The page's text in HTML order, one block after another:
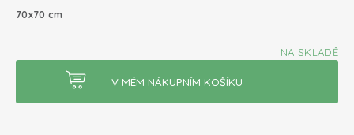
70x70 cm
NA SKLADĚ